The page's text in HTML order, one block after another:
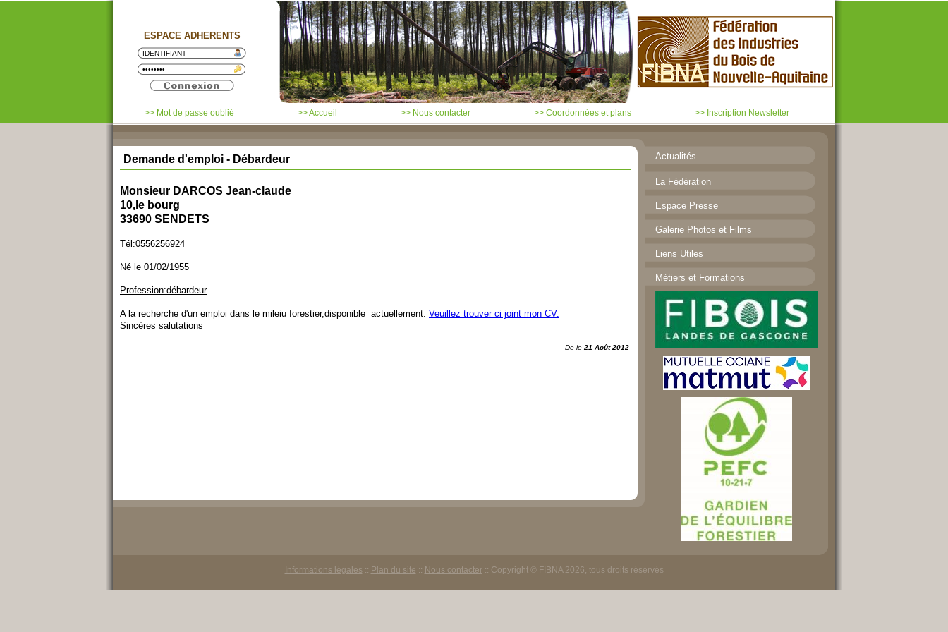
ESPACE ADHERENTS
>> Mot de passe oublié >> Accueil >> Nous contacter >> Coordonnées et plans >> Inscription Newsletter
Demande d'emploi - Débardeur
Monsieur DARCOS Jean-claude
10,le bourg
33690 SENDETS
Tél:0556256924
Né le 01/02/1955
Profession:débardeur
A la recherche d'un emploi dans le mileiu forestier,disponible actuellement. Veuillez trouver ci joint mon CV.
Sincères salutations
De le 21 Août 2012
Actualités
La Fédération
Organisation et Missions
Espace Presse
Galerie Photos et Films
Liens Utiles
Métiers et Formations
Informations légales :: Plan du site :: Nous contacter:: Copyright © FIBNA 2026, tous droits réservés